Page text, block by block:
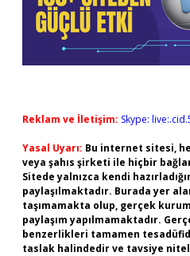
Reklam ve İletişim: Skype:
Yasal Uyarı: Bu internet sitesi,
veya şahıs şirketi ile hiçbir
Sitede yalnızca kendi
paylaşılmaktadır. Burada yer
taşımamakta olup, gerçek
paylaşım yapılmamaktadır.
benzerlikleri tamamen
taslak halindedir ve tavsiye